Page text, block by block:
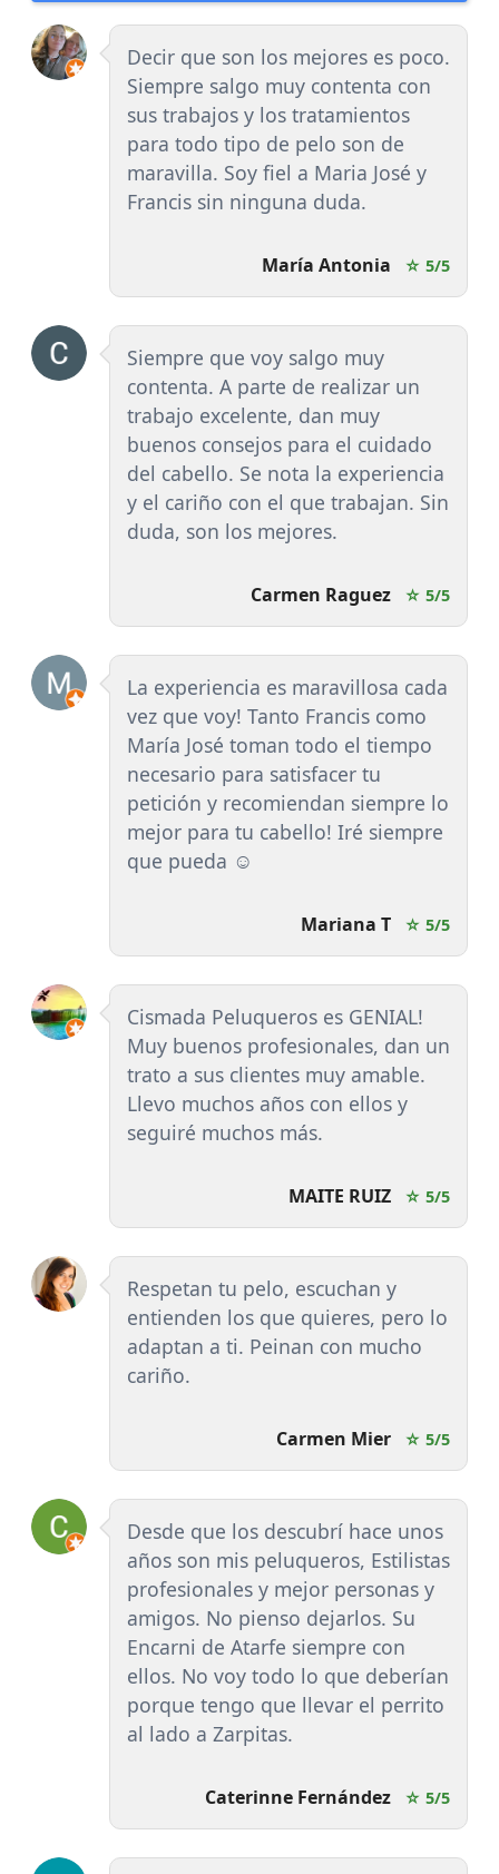
Decir que son los mejores es poco.
Siempre salgo muy contenta con
sus trabajos y los tratamientos
para todo tipo de pelo son de
maravilla. Soy fiel a Maria José y
Francis sin ninguna duda.
María Antonia ☆ 5/5
Siempre que voy salgo muy
contenta. A parte de realizar un
trabajo excelente, dan muy
buenos consejos para el cuidado
del cabello. Se nota la experiencia
y el cariño con el que trabajan. Sin
duda, son los mejores.
Carmen Raguez ☆ 5/5
La experiencia es maravillosa cada
vez que voy! Tanto Francis como
María José toman todo el tiempo
necesario para satisfacer tu
petición y recomiendan siempre lo
mejor para tu cabello! Iré siempre
que pueda ☺️
Mariana T ☆ 5/5
Cismada Peluqueros es GENIAL!
Muy buenos profesionales, dan un
trato a sus clientes muy amable.
Llevo muchos años con ellos y
seguiré muchos más.
MAITE RUIZ ☆ 5/5
Respetan tu pelo, escuchan y
entienden los que quieres, pero lo
adaptan a ti. Peinan con mucho
cariño.
Carmen Mier ☆ 5/5
Desde que los descubrí hace unos
años son mis peluqueros, Estilistas
profesionales y mejor personas y
amigos. No pienso dejarlos. Su
Encarni de Atarfe siempre con
ellos. No voy todo lo que deberían
porque tengo que llevar el perrito
al lado a Zarpitas.
Caterinne Fernández ☆ 5/5